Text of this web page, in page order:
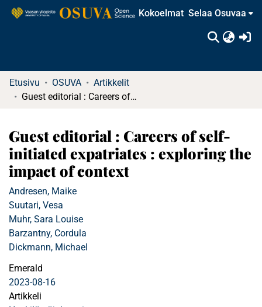
Kokoelmat Selaa Osuvaa
Etusivu OSUVA
Artikkelit
Guest editorial : Careers of self-initiated expatriates : exploring the impact of context
Guest editorial : Careers of self-
initiated expatriates : exploring the
impact of context
Andresen, Maike
Suutari, Vesa
Muhr, Sara Louise
Barzantny, Cordula
Dickmann, Michael
Emerald
2023-08-16
Artikkeli